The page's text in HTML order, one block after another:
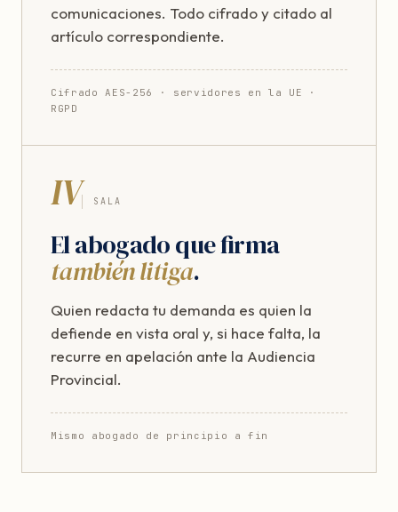
comunicaciones. Todo cifrado y citado al
artículo correspondiente.
Cifrado AES-256 · servidores en la UE ·
RGPD
IV SALA
El abogado que firma
también litiga.
Quien redacta tu demanda es quien la
defiende en vista oral y, si hace falta, la
recurre en apelación ante la Audiencia
Provincial.
Mismo abogado de principio a fin